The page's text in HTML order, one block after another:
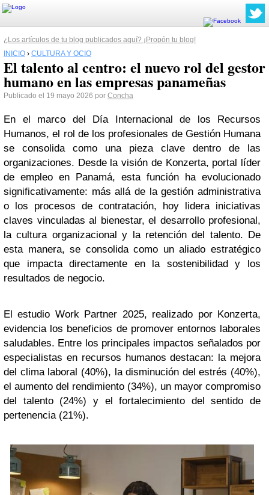
¿Los artículos de tu blog publicados aquí? ¡Propón tu blog!
INICIO › CULTURA Y OCIO
El talento al centro: el nuevo rol del gestor
humano en las empresas panameñas
Publicado el 19 mayo 2026 por Concha
En el marco del Día Internacional de los Recursos
Humanos, el rol de los profesionales de Gestión Humana
se consolida como una pieza clave dentro de las
organizaciones. Desde la visión de Konzerta, portal líder
de empleo en Panamá, esta función ha evolucionado
significativamente: más allá de la gestión administrativa
o los procesos de contratación, hoy lidera iniciativas
claves vinculadas al bienestar, el desarrollo profesional,
la cultura organizacional y la retención del talento. De
esta manera, se consolida como un aliado estratégico
que impacta directamente en la sostenibilidad y los
resultados de negocio.
El estudio Work Partner 2025, realizado por Konzerta,
evidencia los beneficios de promover entornos laborales
saludables. Entre los principales impactos señalados por
especialistas en recursos humanos destacan: la mejora
del clima laboral (40%), la disminución del estrés (40%),
el aumento del rendimiento (34%), un mayor compromiso
del talento (24%) y el fortalecimiento del sentido de
pertenencia (21%).